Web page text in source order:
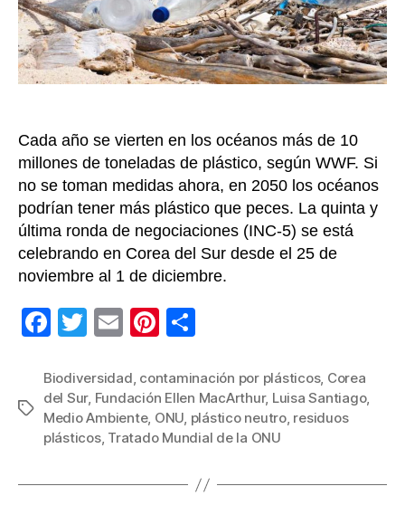
por
Cada año se vierten en los océanos más de 10
millones de toneladas de plástico, según WWF. Si
no se toman medidas ahora, en 2050 los océanos
podrían tener más plástico que peces. La quinta y
última ronda de negociaciones (INC-5) se está
celebrando en Corea del Sur desde el 25 de
noviembre al 1 de diciembre.
F
c
e
b
o
T
tt
er
E
ail
Pi
er
e
st
m
p
ar
Etiquetas
Biodiversidad, contaminación por plásticos, Corea
del Sur, Fundación Ellen MacArthur, Luisa Santiago,
Medio Ambiente, ONU, plástico neutro, residuos
plásticos, Tratado Mundial de la ONU